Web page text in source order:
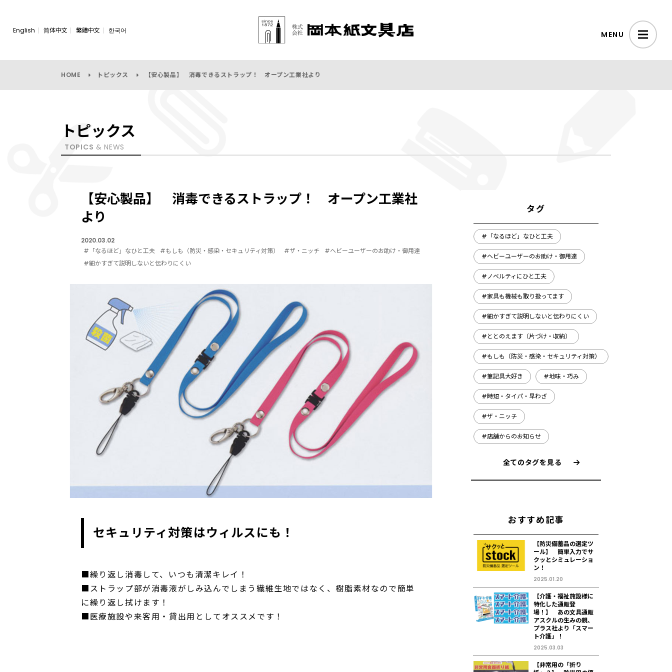
English 简体中文 繁體中文 한국어 MENU
HOME トピックス 【安心製品】 消毒できるストラップ！ オープン工業社より
トピックス
TOPICS & NEWS
【安心製品】 消毒できるストラップ！ オープン工業社
より
2020.03.02
#「なるほど」なひと工夫
#もしも（防災・感染・セキュリティ対策） #ザ・ニッチ
#ヘビーユーザーのお助け・御用達
#細かすぎて説明しないと伝わりにくい
セキュリティ対策はウィルスにも！
■繰り返し消毒して、いつも清潔キレイ！
■ストラップ部が消毒液がしみ込んでしまう繊維生地ではなく、樹脂素材なので簡単
に繰り返し拭けます！
■医療施設や来客用・貸出用としてオススメです！
タグ
#「なるほど」なひと工夫
#ヘビーユーザーのお助け・御用達
#ノベルティにひと工夫
#家具も機械も取り扱ってます
#細かすぎて説明しないと伝わりにくい
#ととのえます（片づけ・収納）
#もしも（防災・感染・セキュリティ対策）
#筆記具大好き #地味・巧み
#時短・タイパ・早わざ
#ザ・ニッチ
#店舗からのお知らせ
全てのタグを見る
おすすめ記事
【防災備蓄品の選定ツ
ール】 簡単入力でサ
クッとシミュレーショ
ン！
2025.01.20
【介護・福祉施設様に
特化した通販登
場！】 あの文具通販
アスクルの生みの親、
プラス社より「スマー
ト介護」！
2025.03.03
【非常用の「折り